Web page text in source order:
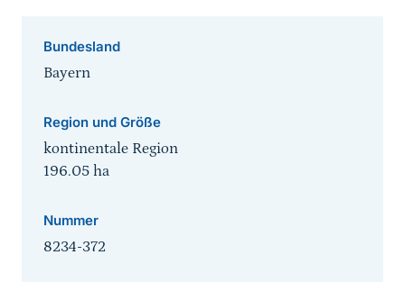
Bundesland
Bayern
Region und Größe
kontinentale Region
196.05 ha
Nummer
8234-372